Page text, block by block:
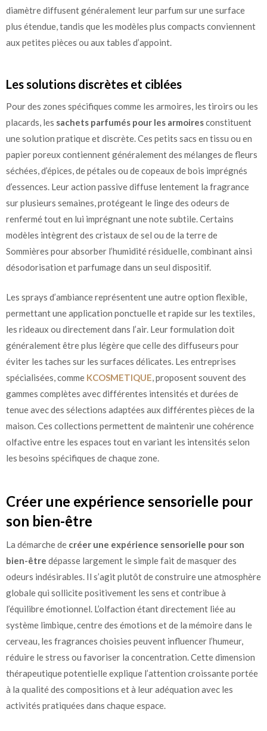
diamètre diffusent généralement leur parfum sur une surface
plus étendue, tandis que les modèles plus compacts conviennent
aux petites pièces ou aux tables d’appoint.
Les solutions discrètes et ciblées
Pour des zones spécifiques comme les armoires, les tiroirs ou les
placards, les sachets parfumés pour les armoiresconstituent
une solution pratique et discrète. Ces petits sacs en tissu ou en
papier poreux contiennent généralement des mélanges de fleurs
séchées, d’épices, de pétales ou de copeaux de bois imprégnés
d’essences. Leur action passive diffuse lentement la fragrance
sur plusieurs semaines, protégeant le linge des odeurs de
renfermé tout en lui imprégnant une note subtile. Certains
modèles intègrent des cristaux de sel ou de la terre de
Sommières pour absorber l’humidité résiduelle, combinant ainsi
désodorisation et parfumage dans un seul dispositif.
Les sprays d’ambiance représentent une autre option flexible,
permettant une application ponctuelle et rapide sur les textiles,
les rideaux ou directement dans l’air. Leur formulation doit
généralement être plus légère que celle des diffuseurs pour
éviter les taches sur les surfaces délicates. Les entreprises
spécialisées, comme KCOSMETIQUE, proposent souvent des
gammes complètes avec différentes intensités et durées de
tenue avec des sélections adaptées aux différentes pièces de la
maison. Ces collections permettent de maintenir une cohérence
olfactive entre les espaces tout en variant les intensités selon
les besoins spécifiques de chaque zone.
Créer une expérience sensorielle pour
son bien-être
La démarche de créer une expérience sensorielle pour son
bien-être dépasse largement le simple fait de masquer des
odeurs indésirables. Il s’agit plutôt de construire une atmosphère
globale qui sollicite positivement les sens et contribue à
l’équilibre émotionnel. L’olfaction étant directement liée au
système limbique, centre des émotions et de la mémoire dans le
cerveau, les fragrances choisies peuvent influencer l’humeur,
réduire le stress ou favoriser la concentration. Cette dimension
thérapeutique potentielle explique l’attention croissante portée
à la qualité des compositions et à leur adéquation avec les
activités pratiquées dans chaque espace.